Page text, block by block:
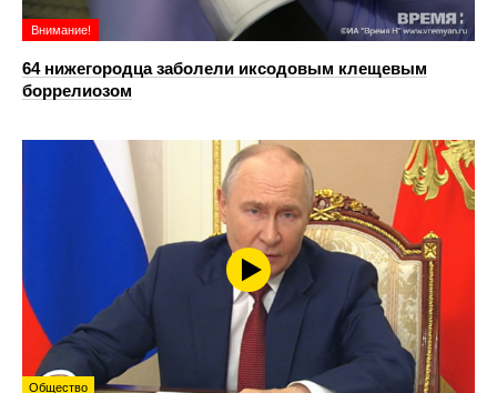
Внимание!
64 нижегородца заболели иксодовым клещевым
боррелиозом
Общество